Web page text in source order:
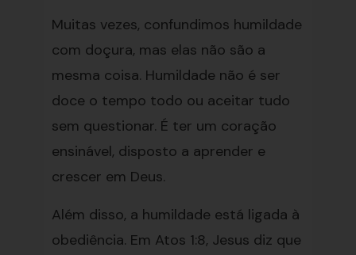
Muitas vezes, confundimos humildade
com doçura, mas elas não são a
mesma coisa. Humildade não é ser
doce o tempo todo ou aceitar tudo
sem questionar. É ter um coração
ensinável, disposto a aprender e
crescer em Deus.
Além disso, a humildade está ligada à
obediência. Em Atos 1:8, Jesus diz que